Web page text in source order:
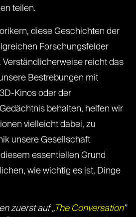
teilen.
diese Geschichten der
Forschungsfelder
reicht das
Bestrebungen mit
Kinos oder der
behalten, helfen wir
vielleicht dabei, zu
unsere Gesellschaft
essentiellen Grund
wie wichtig es ist, Dinge
zuerst auf „The Conversation”